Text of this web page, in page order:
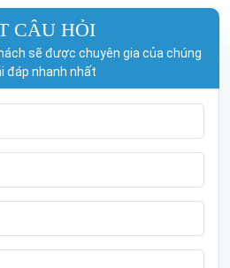
CÂU HỎI
sẽ được chuyên gia của chúng
đáp nhanh nhất